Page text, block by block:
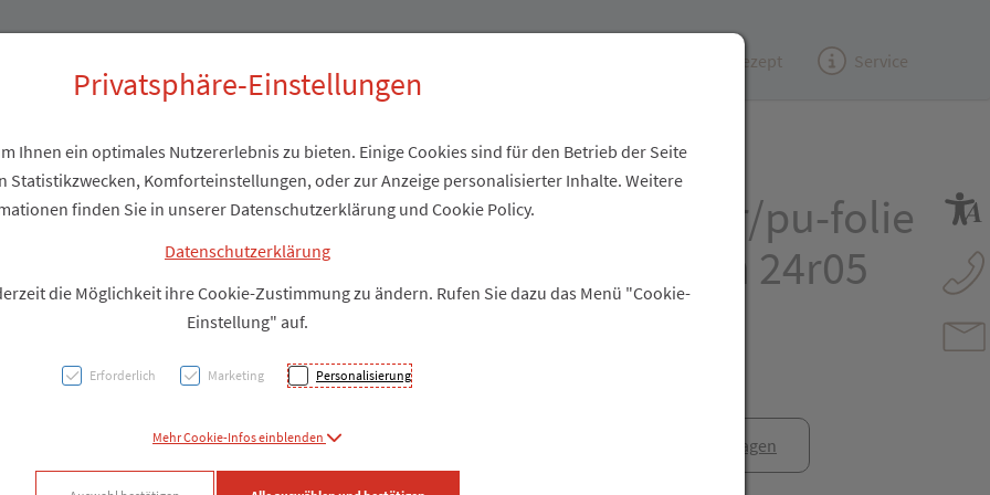
(e)Rezept Service
Xtrata Fixierpflaster/pu-folie
Film Roll 10mx 5cm 24r05
1st
PZN: 3340860
Rezept anfragen
Privatsphäre-Einstellungen
Ihnen ein optimales Nutzererlebnis zu bieten. Einige Cookies sind für den Betrieb der Seite
Statistikzwecken, Komforteinstellungen, oder zur Anzeige personalisierter Inhalte. Weitere
finden Sie in unserer Datenschutzerklärung und Cookie Policy.
Datenschutzerklärung
die Möglichkeit ihre Cookie-Zustimmung zu ändern. Rufen Sie dazu das Menü "Cookie-
Einstellung" auf.
Erforderlich Marketing Personalisierung
Mehr Cookie-Infos einblenden